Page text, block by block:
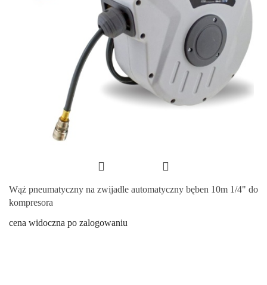
Wąż pneumatyczny na zwijadle automatyczny bęben 10m 1/4" do
kompresora
cena widoczna po zalogowaniu